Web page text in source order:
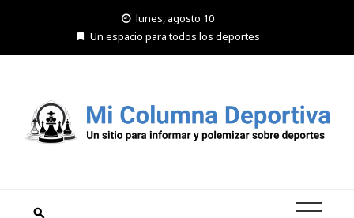
lunes, agosto 10
Un espacio para todos los deportes